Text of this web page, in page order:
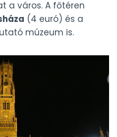
a város. A főtéren
(4 euró) és a
múzeum is.